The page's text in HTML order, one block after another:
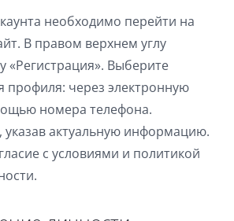
необходимо перейти на
В правом верхнем углу
«Регистрация». Выберите
профиля: через электронную
номера телефона.
указав актуальную информацию.
с условиями и политикой